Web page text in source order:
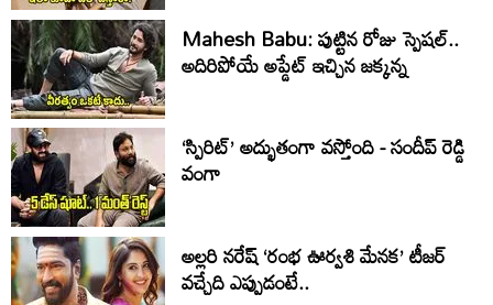
Mahesh Babu: పుట్టిన రోజు స్పెషల్..
అదిరిపోయే అప్డేట్ ఇచ్చిన జక్కన్న
‘స్పిరిట్’ అద్భుతంగా వస్తోంది - సందీప్ రెడ్డి
వంగా
అల్లరి నరేష్ ‘రంభ ఊర్వశి మేనక’ టీజర్
వచ్చేది ఎప్పుడంటే..